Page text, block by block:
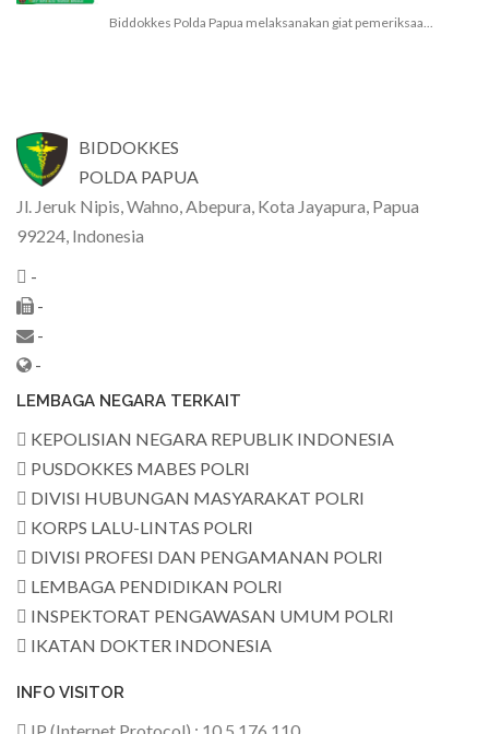
Biddokkes Polda Papua melaksanakan giat pemeriksaa...
BIDDOKKES
POLDA PAPUA
Jl. Jeruk Nipis, Wahno, Abepura, Kota Jayapura, Papua
99224, Indonesia
-
-
-
-
LEMBAGA NEGARA TERKAIT
KEPOLISIAN NEGARA REPUBLIK INDONESIA
PUSDOKKES MABES POLRI
DIVISI HUBUNGAN MASYARAKAT POLRI
KORPS LALU-LINTAS POLRI
DIVISI PROFESI DAN PENGAMANAN POLRI
LEMBAGA PENDIDIKAN POLRI
INSPEKTORAT PENGAWASAN UMUM POLRI
IKATAN DOKTER INDONESIA
INFO VISITOR